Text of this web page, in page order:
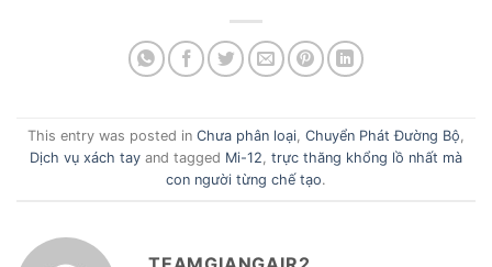
This entry was posted in Chưa phân loại, Chuyển Phát Đường Bộ,
Dịch vụ xách tay and tagged Mi-12, trực thăng khổng lồ nhất mà
con người từng chế tạo.